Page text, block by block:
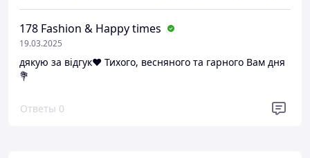
178 Fashion & Happy times
19.03.2025
дякую за відгук❤️ Тихого, весняного та гарного Вам дня
💐
Ответы 0